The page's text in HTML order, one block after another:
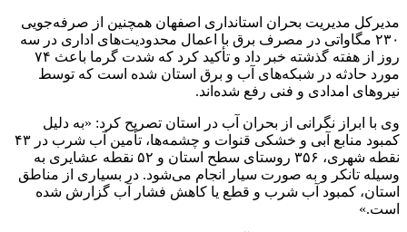
مدیرکل مدیریت بحران استانداری اصفهان همچنین از صرفه‌جویی
۲۳۰ مگاواتی در مصرف برق با اعمال محدودیت‌های اداری در سه
روز از هفته گذشته خبر داد و تأکید کرد که شدت گرما باعث ۷۴
مورد حادثه در شبکه‌های آب و برق استان شده است که توسط
نیروهای امدادی و فنی رفع شده‌اند.
وی با ابراز نگرانی از بحران آب در استان تصریح کرد: «به دلیل
کمبود منابع آبی و خشکی قنوات و چشمه‌ها، تأمین آب شرب در ۴۳
نقطه شهری، ۳۵۶ روستای سطح استان و ۵۲ نقطه عشایری به
وسیله تانکر و به صورت سیار انجام می‌شود. در بسیاری از مناطق
استان، کمبود آب شرب و قطع یا کاهش فشار آب گزارش شده
است.»